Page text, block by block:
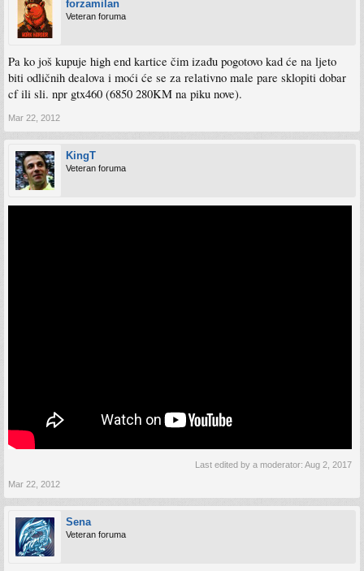
forzamilan
Veteran foruma
Pa ko još kupuje high end kartice čim izađu pogotovo kad će na ljeto
biti odličnih dealova i moći će se za relativno male pare sklopiti dobar
cf ili sli. npr gtx460 (6850 280KM na piku nove).
Mar 22, 2012
KingT
Veteran foruma
Last edited by a moderator: Aug 2, 2017
Mar 22, 2012
Sena
Veteran foruma